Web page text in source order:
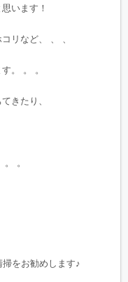
います！
リなど、 、 、
。 。 。
きたり、
。
をお勧めします♪